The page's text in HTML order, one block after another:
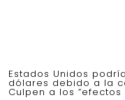
Estados Unidos
dólares debido a la
Culpen a los